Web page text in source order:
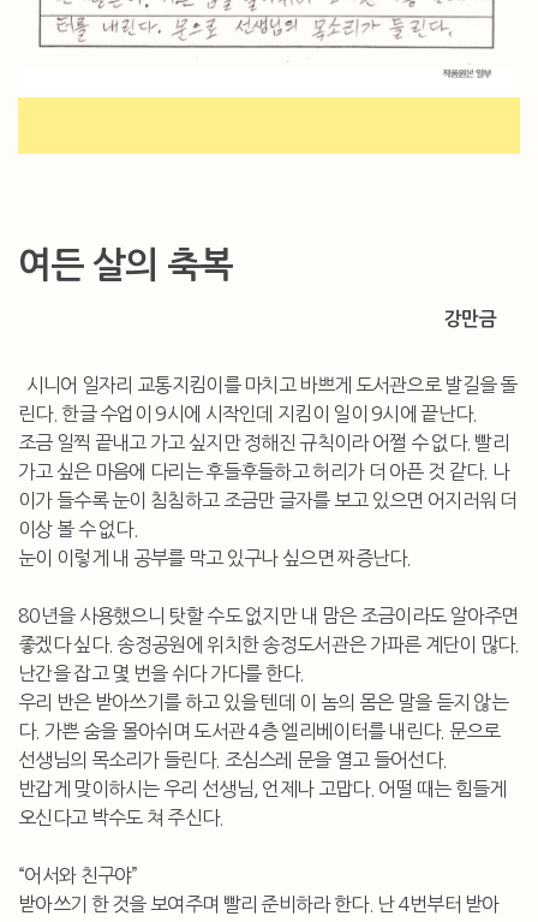
여든 살의 축복
강만금
시니어 일자리 교통지킴이를 마치고 바쁘게 도서관으로 발길을 돌
린다. 한글 수업이 9시에 시작인데 지킴이 일이 9시에 끝난다.
조금 일찍 끝내고 가고 싶지만 정해진 규칙이라 어쩔 수 없다. 빨리
가고 싶은 마음에 다리는 후들후들하고 허리가 더 아픈 것 같다. 나
이가 들수록 눈이 침침하고 조금만 글자를 보고 있으면 어지러워 더
이상 볼 수 없다.
눈이 이렇게 내 공부를 막고 있구나 싶으면 짜증난다.
80년을 사용했으니 탓할 수도 없지만 내 맘은 조금이라도 알아주면
좋겠다 싶다. 송정공원에 위치한 송정도서관은 가파른 계단이 많다.
난간을 잡고 몇 번을 쉬다 가다를 한다.
우리 반은 받아쓰기를 하고 있을 텐데 이 놈의 몸은 말을 듣지 않는
다. 가쁜 숨을 몰아쉬며 도서관 4층 엘리베이터를 내린다. 문으로
선생님의 목소리가 들린다. 조심스레 문을 열고 들어선다.
반갑게 맞이하시는 우리 선생님, 언제나 고맙다. 어떨 때는 힘들게
오신다고 박수도 쳐 주신다.
“어서와 친구야”
받아쓰기 한 것을 보여주며 빨리 준비하라 한다. 난 4번부터 받아